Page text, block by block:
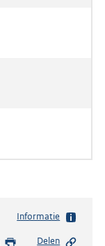
Informatie
Delen